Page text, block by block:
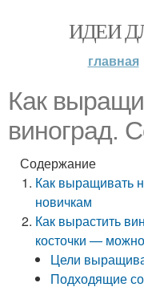
ИДЕИ
главная
Как
виноград.
Содержание
Как выращивать
новичкам
Как вырастить
косточки —
Цели
Подходящие